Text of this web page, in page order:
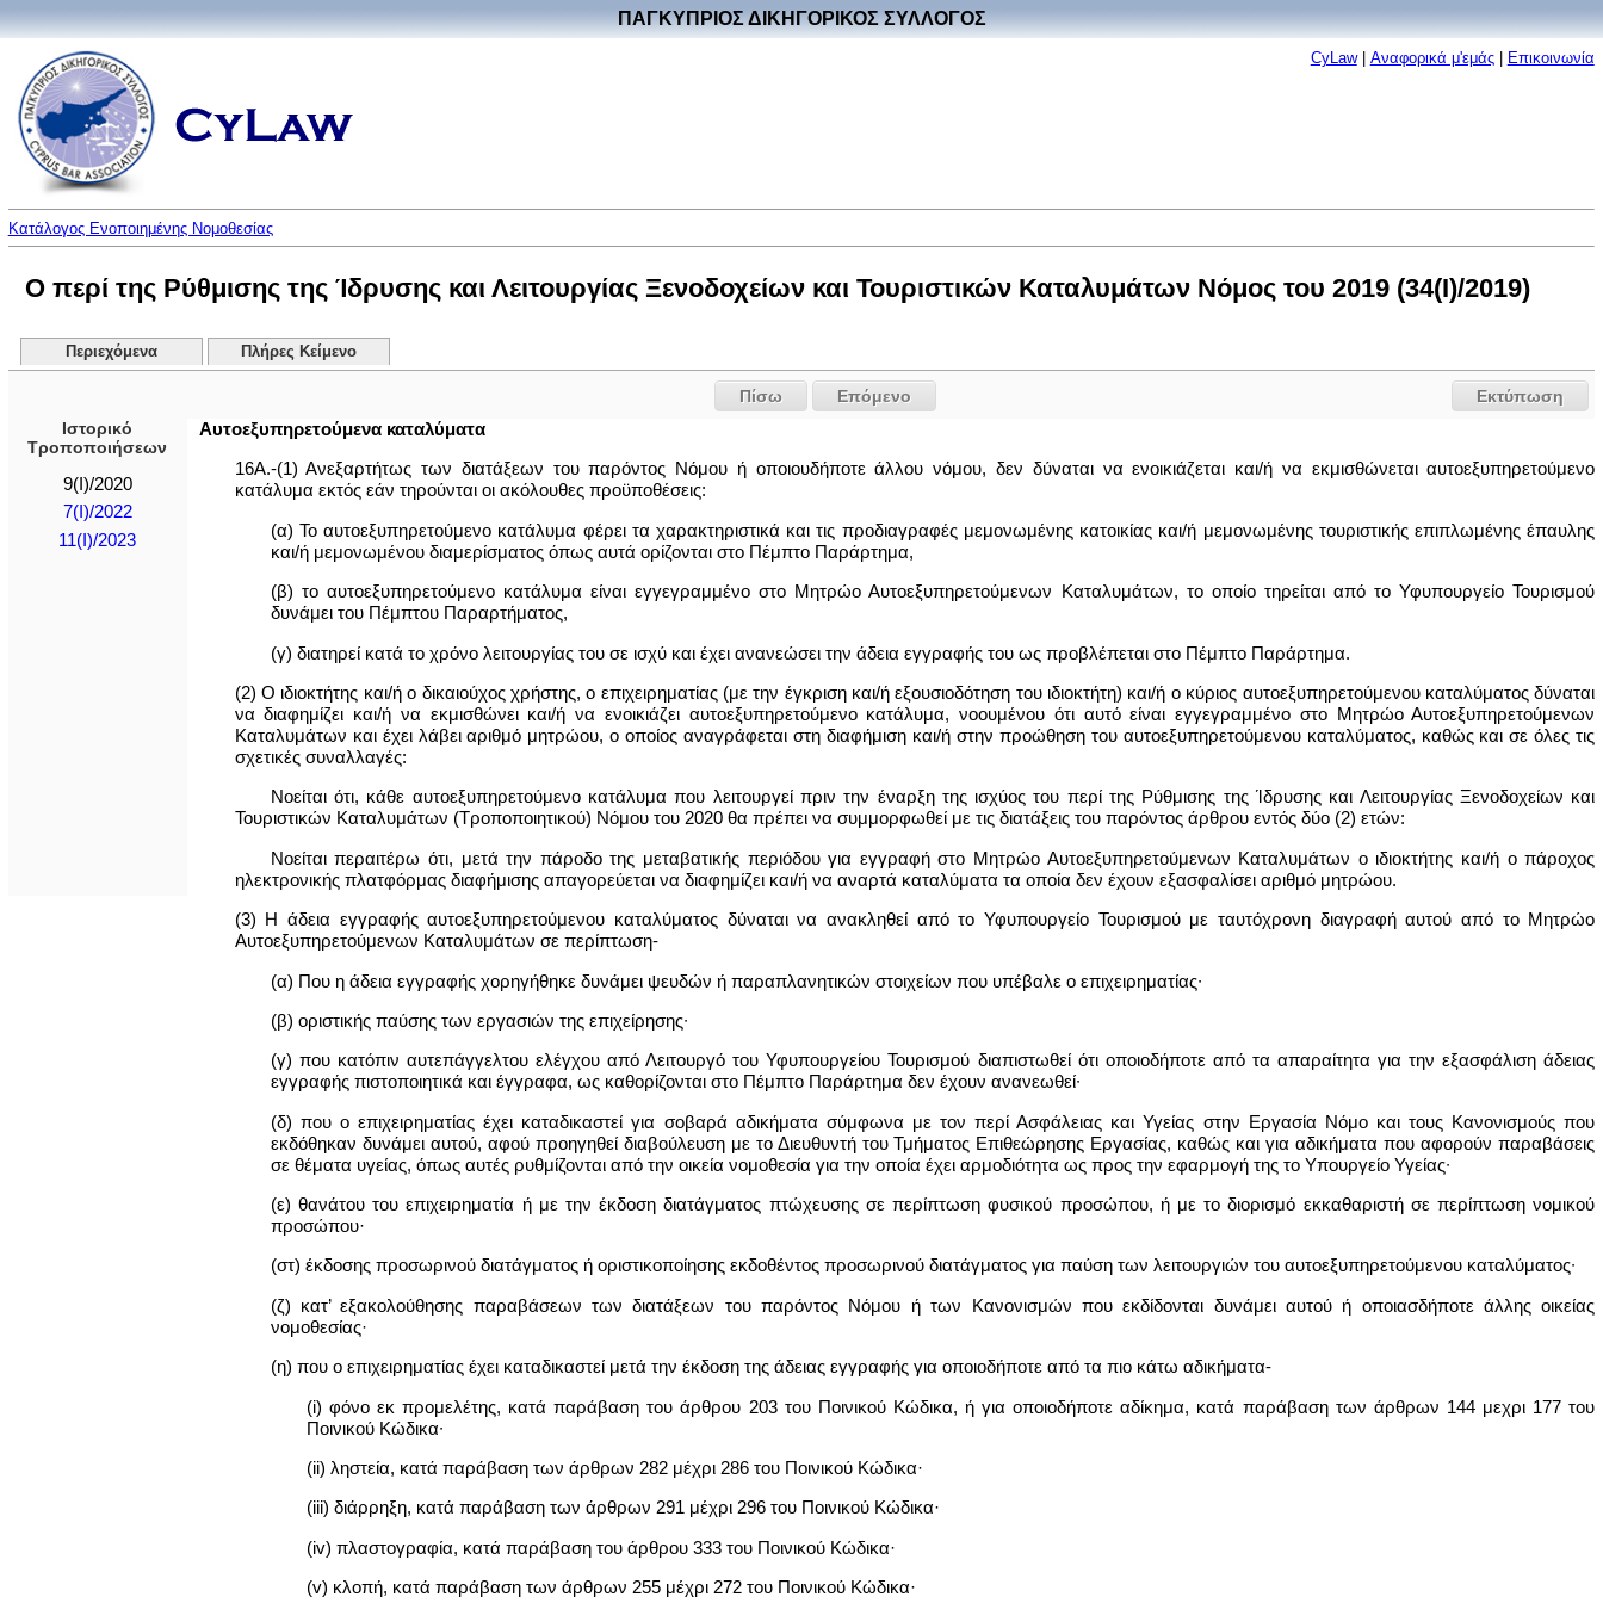
ΠΑΓΚΥΠΡΙΟΣ ΔΙΚΗΓΟΡΙΚΟΣ ΣΥΛΛΟΓΟΣ
CyLaw| Αναφορικά μ'εμάς| Επικοινωνία
Κατάλογος Ενοποιημένης Νομοθεσίας
Ο περί της Ρύθμισης της Ίδρυσης και Λειτουργίας Ξενοδοχείων και Τουριστικών Καταλυμάτων Νόμος του 2019 (34(I)/2019)
Περιεχόμενα Πλήρες Κείμενο
Εκτύπωση
Πίσω
Επόμενο
Ιστορικό
Τροποποιήσεων
9(I)/2020
7(I)/2022
11(I)/2023
Αυτοεξυπηρετούμενα καταλύματα
16Α.-(1) Ανεξαρτήτως των διατάξεων του παρόντος Νόμου ή οποιουδήποτε άλλου νόμου, δεν δύναται να ενοικιάζεται και/ή να εκμισθώνεται αυτοεξυπηρετούμενο
κατάλυμα εκτός εάν τηρούνται οι ακόλουθες προϋποθέσεις:
(α) Το αυτοεξυπηρετούμενο κατάλυμα φέρει τα χαρακτηριστικά και τις προδιαγραφές μεμονωμένης κατοικίας και/ή μεμονωμένης τουριστικής επιπλωμένης έπαυλης
και/ή μεμονωμένου διαμερίσματος όπως αυτά ορίζονται στο Πέμπτο Παράρτημα,
(β) το αυτοεξυπηρετούμενο κατάλυμα είναι εγγεγραμμένο στο Μητρώο Αυτοεξυπηρετούμενων Καταλυμάτων, το οποίο τηρείται από το Υφυπουργείο Τουρισμού
δυνάμει του Πέμπτου Παραρτήματος,
(γ) διατηρεί κατά το χρόνο λειτουργίας του σε ισχύ και έχει ανανεώσει την άδεια εγγραφής του ως προβλέπεται στο Πέμπτο Παράρτημα.
(2) Ο ιδιοκτήτης και/ή ο δικαιούχος χρήστης, ο επιχειρηματίας (με την έγκριση και/ή εξουσιοδότηση του ιδιοκτήτη) και/ή ο κύριος αυτοεξυπηρετούμενου καταλύματος δύναται
να διαφημίζει και/ή να εκμισθώνει και/ή να ενοικιάζει αυτοεξυπηρετούμενο κατάλυμα, νοουμένου ότι αυτό είναι εγγεγραμμένο στο Μητρώο Αυτοεξυπηρετούμενων
Καταλυμάτων και έχει λάβει αριθμό μητρώου, ο οποίος αναγράφεται στη διαφήμιση και/ή στην προώθηση του αυτοεξυπηρετούμενου καταλύματος, καθώς και σε όλες τις
σχετικές συναλλαγές:
Νοείται ότι, κάθε αυτοεξυπηρετούμενο κατάλυμα που λειτουργεί πριν την έναρξη της ισχύος του περί της Ρύθμισης της Ίδρυσης και Λειτουργίας Ξενοδοχείων και
Τουριστικών Καταλυμάτων (Τροποποιητικού) Νόμου του 2020 θα πρέπει να συμμορφωθεί με τις διατάξεις του παρόντος άρθρου εντός δύο (2) ετών:
Νοείται περαιτέρω ότι, μετά την πάροδο της μεταβατικής περιόδου για εγγραφή στο Μητρώο Αυτοεξυπηρετούμενων Καταλυμάτων ο ιδιοκτήτης και/ή ο πάροχος
ηλεκτρονικής πλατφόρμας διαφήμισης απαγορεύεται να διαφημίζει και/ή να αναρτά καταλύματα τα οποία δεν έχουν εξασφαλίσει αριθμό μητρώου.
(3) H άδεια εγγραφής αυτοεξυπηρετούμενου καταλύματος δύναται να ανακληθεί από το Υφυπουργείο Τουρισμού με ταυτόχρονη διαγραφή αυτού από το Μητρώο
Αυτοεξυπηρετούμενων Καταλυμάτων σε περίπτωση-
(α) Που η άδεια εγγραφής χορηγήθηκε δυνάμει ψευδών ή παραπλανητικών στοιχείων που υπέβαλε ο επιχειρηματίας∙
(β) οριστικής παύσης των εργασιών της επιχείρησης∙
(γ) που κατόπιν αυτεπάγγελτου ελέγχου από Λειτουργό του Υφυπουργείου Τουρισμού διαπιστωθεί ότι οποιοδήποτε από τα απαραίτητα για την εξασφάλιση άδειας
εγγραφής πιστοποιητικά και έγγραφα, ως καθορίζονται στο Πέμπτο Παράρτημα δεν έχουν ανανεωθεί∙
(δ) που ο επιχειρηματίας έχει καταδικαστεί για σοβαρά αδικήματα σύμφωνα με τον περί Ασφάλειας και Υγείας στην Εργασία Νόμο και τους Κανονισμούς που
εκδόθηκαν δυνάμει αυτού, αφού προηγηθεί διαβούλευση με το Διευθυντή του Τμήματος Επιθεώρησης Εργασίας, καθώς και για αδικήματα που αφορούν παραβάσεις
σε θέματα υγείας, όπως αυτές ρυθμίζονται από την οικεία νομοθεσία για την οποία έχει αρμοδιότητα ως προς την εφαρμογή της το Υπουργείο Υγείας∙
(ε) θανάτου του επιχειρηματία ή με την έκδοση διατάγματος πτώχευσης σε περίπτωση φυσικού προσώπου, ή με το διορισμό εκκαθαριστή σε περίπτωση νομικού
προσώπου·
(στ) έκδοσης προσωρινού διατάγματος ή οριστικοποίησης εκδοθέντος προσωρινού διατάγματος για παύση των λειτουργιών του αυτοεξυπηρετούμενου καταλύματος∙
(ζ) κατ’ εξακολούθησης παραβάσεων των διατάξεων του παρόντος Νόμου ή των Κανονισμών που εκδίδονται δυνάμει αυτού ή οποιασδήποτε άλλης οικείας
νομοθεσίας·
(η) που ο επιχειρηματίας έχει καταδικαστεί μετά την έκδοση της άδειας εγγραφής για οποιοδήποτε από τα πιο κάτω αδικήματα-
(i) φόνο εκ προμελέτης, κατά παράβαση του άρθρου 203 του Ποινικού Κώδικα, ή για οποιοδήποτε αδίκημα, κατά παράβαση των άρθρων 144 μεχρι 177 του
Ποινικού Κώδικα∙
(ii) ληστεία, κατά παράβαση των άρθρων 282 μέχρι 286 του Ποινικού Κώδικα·
(iii) διάρρηξη, κατά παράβαση των άρθρων 291 μέχρι 296 του Ποινικού Κώδικα·
(iv) πλαστογραφία, κατά παράβαση του άρθρου 333 του Ποινικού Κώδικα·
(v) κλοπή, κατά παράβαση των άρθρων 255 μέχρι 272 του Ποινικού Κώδικα·